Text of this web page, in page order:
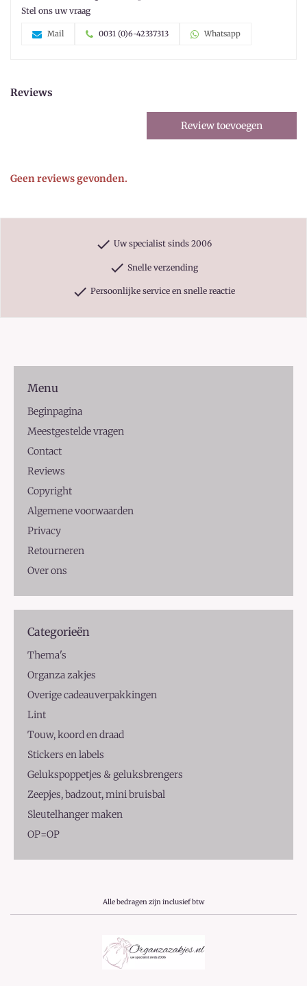
Stel ons uw vraag
Mail 0031 (0)6-42337313 Whatsapp
Reviews
Review toevoegen
Geen reviews gevonden.
check Uw specialist sinds 2006
check Snelle verzending
check Persoonlijke service en snelle reactie
Menu
Beginpagina
Meestgestelde vragen
Contact
Reviews
Copyright
Algemene voorwaarden
Privacy
Retourneren
Over ons
Categorieën
Thema's
Organza zakjes
Overige cadeauverpakkingen
Lint
Touw, koord en draad
Stickers en labels
Gelukspoppetjes & geluksbrengers
Zeepjes, badzout, mini bruisbal
Sleutelhanger maken
OP=OP
Alle bedragen zijn inclusief btw